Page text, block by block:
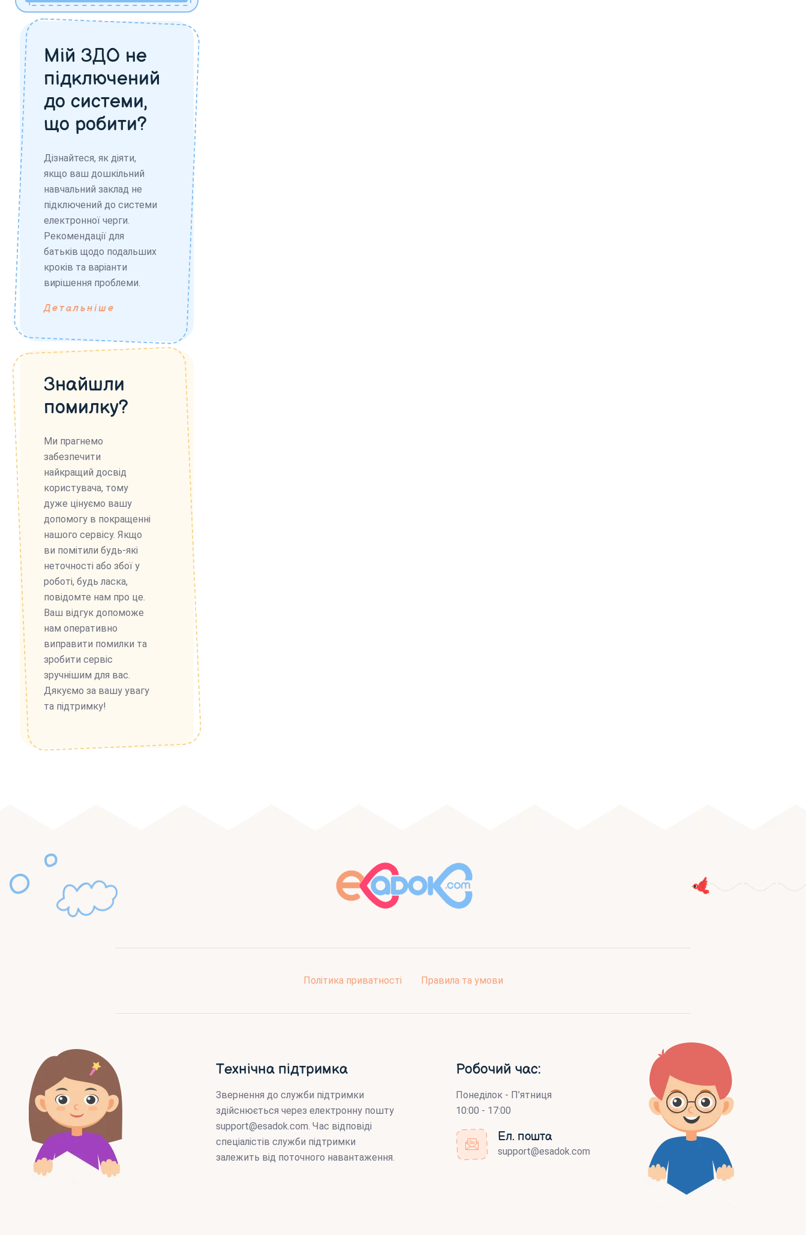
Мій ЗДО не
підключений
до системи,
що робити?
Дізнайтеся, як діяти,
якщо ваш дошкільний
навчальний заклад не
підключений до системи
електронної черги.
Рекомендації для
батьків щодо подальших
кроків та варіанти
вирішення проблеми.
Детальніше
Знайшли
помилку?
Ми прагнемо
забезпечити
найкращий досвід
користувача, тому
дуже цінуємо вашу
допомогу в покращенні
нашого сервісу. Якщо
ви помітили будь-які
неточності або збої у
роботі, будь ласка,
повідомте нам про це.
Ваш відгук допоможе
нам оперативно
виправити помилки та
зробити сервіс
зручнішим для вас.
Дякуємо за вашу увагу
та підтримку!
Політика приватності Правила та умови
Технічна підтримка
Звернення до служби підтримки
здійснюється через електронну пошту
support@esadok.com . Час відповіді
спеціалістів служби підтримки
залежить від поточного навантаження.
Робочий час:
Понеділок - П’ятниця
10:00 - 17:00
Ел. пошта
support@esadok.com